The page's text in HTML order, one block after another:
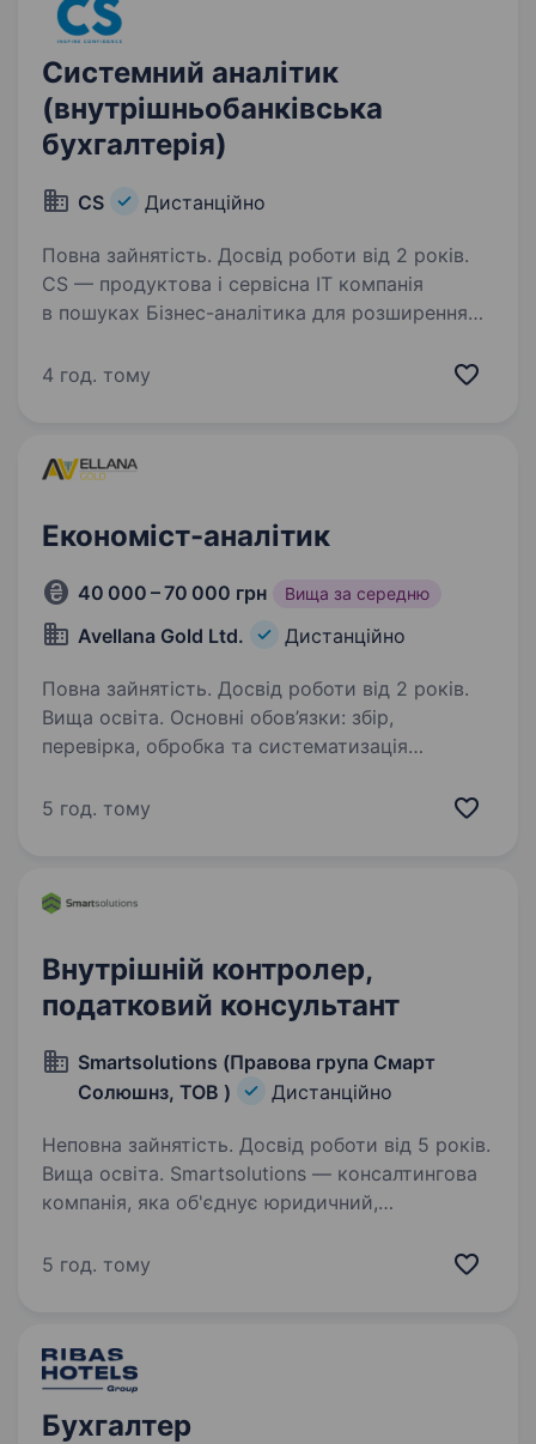
Системний аналітик
(внутрішньобанківська
бухгалтерія)
CS Дистанційно
Повна зайнятість. Досвід роботи від 2 років.
CS — продуктова і сервісна IT компанія
в пошуках Бізнес-аналітика для розширення
автоматизації внутрішньобанківської
4 год. тому
Економіст-аналітик
40 000 – 70 000 грн Вища за середню
Avellana Gold Ltd. Дистанційно
Повна зайнятість. Досвід роботи від 2 років.
Вища освіта. Основні обов’язки: збір,
перевірка, обробка та систематизація
підготовка аналітичних таблиць, звітів,
5 год. тому
Внутрішній контролер,
податковий консультант
Smartsolutions (Правова група Смарт
Солюшнз, ТОВ )
Дистанційно
Неповна зайнятість. Досвід роботи від 5 років.
Вища освіта. Smartsolutions — консалтингова
компанія, яка об'єднує юридичний,
Ми супроводжуємо український бізнес
5 год. тому
Бухгалтер